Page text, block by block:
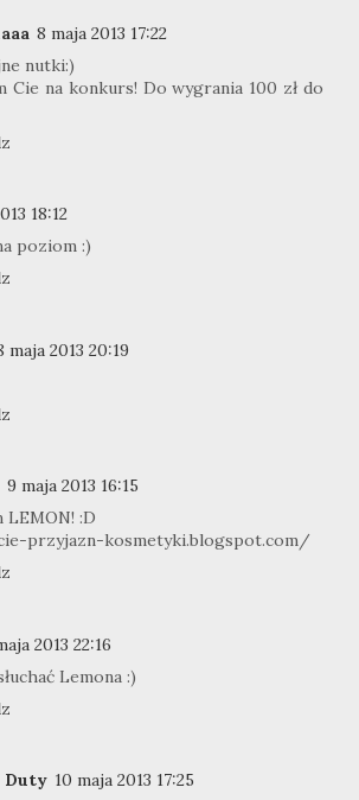
8 maja 2013 17:22
nutki:)
Cie na konkurs! Do wygrania 100 zł do
18:12
poziom :)
maja 2013 20:19
9 maja 2013 16:15
LEMON! :D
przyjazn-kosmetyki.blogspot.com/
2013 22:16
Lemona :)
Duty 10 maja 2013 17:25